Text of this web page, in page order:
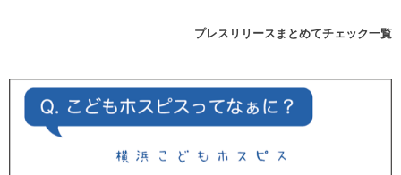
プレスリリースまとめてチェック一覧